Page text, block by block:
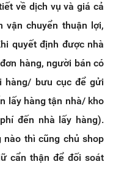
về dịch vụ và giá cả
vận chuyển thuận lợi,
quyết định được nhà
hàng, người bán có
hàng/ bưu cục để gửi
lấy hàng tận nhà/ kho
đến nhà lấy hàng).
thì cũng chủ shop
cẩn thận để đối soát